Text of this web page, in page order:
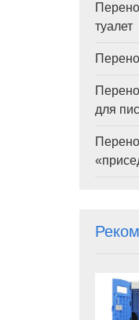
туалет
для